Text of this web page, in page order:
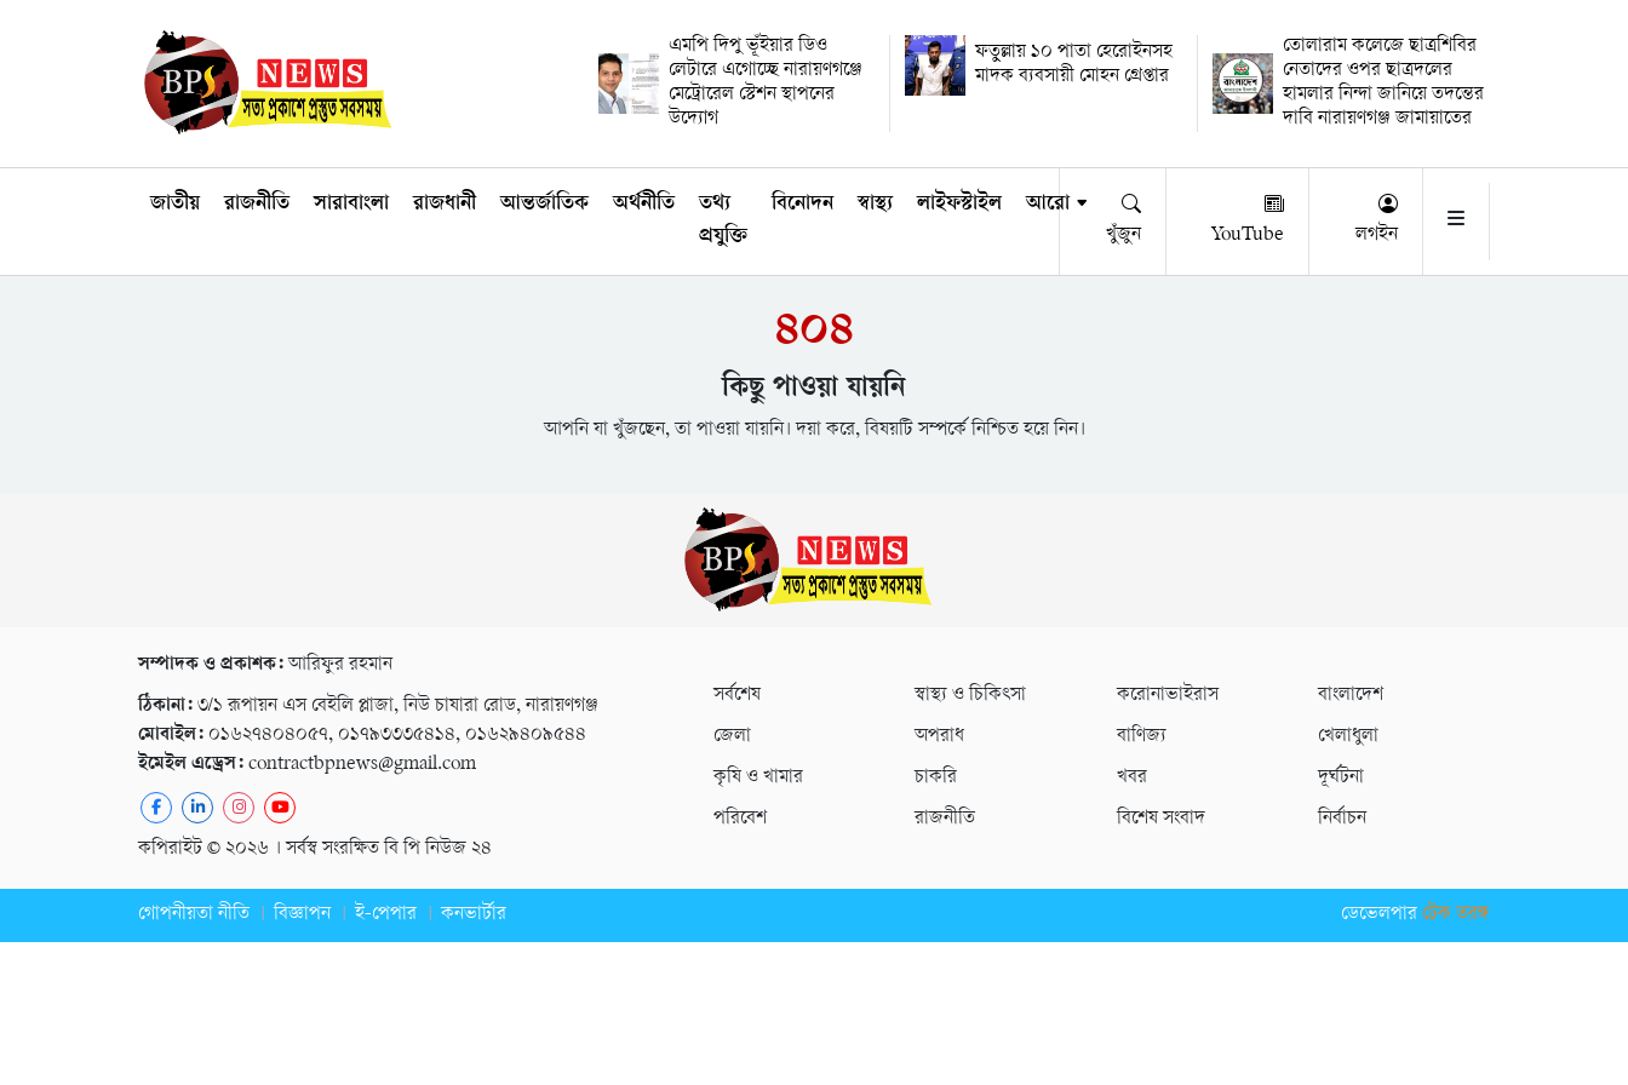
এমপি দিপু ভূঁইয়ার ডিও
লেটারে এগোচ্ছে নারায়ণগঞ্জে
মেট্রোরেল স্টেশন স্থাপনের
উদ্যোগ
ফতুল্লায় ১০ পাতা হেরোইনসহ
মাদক ব্যবসায়ী মোহন গ্রেপ্তার
তোলারাম কলেজে ছাত্রশিবির
নেতাদের ওপর ছাত্রদলের
হামলার নিন্দা জানিয়ে তদন্তের
দাবি নারায়ণগঞ্জ জামায়াতের
জাতীয় রাজনীতি সারাবাংলা রাজধানী আন্তর্জাতিক অর্থনীতি
তথ্য
প্রযুক্তি
বিনোদন স্বাস্থ্য লাইফস্টাইল আরো
খুঁজুন YouTube লগইন
৪০৪
কিছু পাওয়া যায়নি
আপনি যা খুঁজছেন, তা পাওয়া যায়নি। দয়া করে, বিষয়টি সম্পর্কে নিশ্চিত হয়ে নিন।
সম্পাদক ও প্রকাশক:আরিফুর রহমান
ঠিকানা: ৩/১ রূপায়ন এস বেইলি প্লাজা, নিউ চাষারা রোড, নারায়ণগঞ্জ
মোবাইল: ০১৬২৭৪০৪০৫৭, ০১৭৯৩৩৩৫৪১৪, ০১৬২৯৪০৯৫৪৪
ইমেইল এড্রেস: contractbpnews@gmail.com
কপিরাইট © ২০২৬ । সর্বস্ব সংরক্ষিত বি পি নিউজ ২৪
সর্বশেষ স্বাস্থ্য ও চিকিৎসা করোনাভাইরাস
বাংলাদেশ
জেলা
অপরাধ বাণিজ্য
খেলাধুলা
কৃষি ও খামার
চাকরি খবর
দূর্ঘটনা
পরিবেশ
রাজনীতি বিশেষ সংবাদ নির্বাচন
গোপনীয়তা নীতি বিজ্ঞাপন ই-পেপার কনভার্টার ডেভেলপার টেক তরঙ্গ